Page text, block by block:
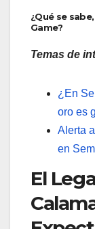
¿Qué se
Game?
Temas de
¿En
oro es
Alerta
en
El